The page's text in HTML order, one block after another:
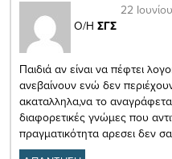
Ο/Η ΣΓΣ
22
Παιδιά αν είναι να πέφτει
ανεβαίνουν ενώ δεν
ακαταλληλα,να το
διαφορετικές γνώμες που
πραγματικότητα αρεσει δεν